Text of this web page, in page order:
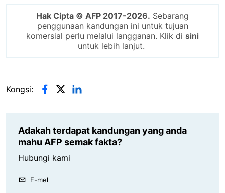
Hak Cipta © AFP 2017-2026. Sebarang
penggunaan kandungan ini untuk tujuan
komersial perlu melalui langganan. Klik di sini
untuk lebih lanjut.
Kongsi:
Adakah terdapat kandungan yang anda
mahu AFP semak fakta?
Hubungi kami
E-mel